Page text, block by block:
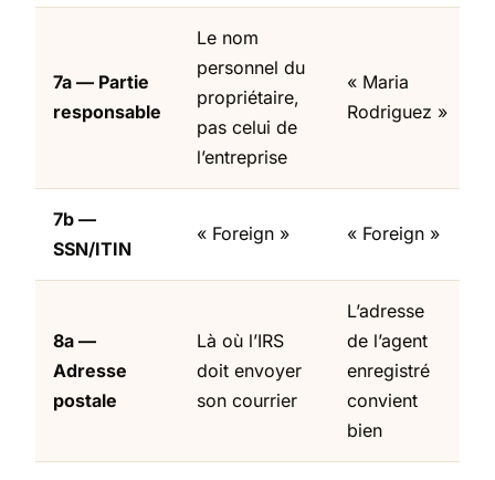
7a — Partie
responsable
Le nom
personnel du
propriétaire,
pas celui de
l’entreprise
« Maria
Rodriguez »
7b —
SSN/ITIN
« Foreign » « Foreign »
8a —
Adresse
postale
Là où l’IRS
doit envoyer
son courrier
L’adresse
de l’agent
enregistré
convient
bien